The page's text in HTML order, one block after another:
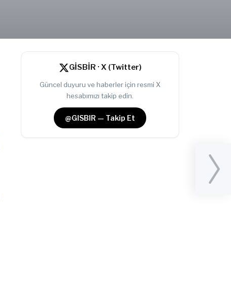
GİSBİR · X (Twitter)
Güncel duyuru ve haberler için resmi X
hesabımızı takip edin.
@GISBIR — Takip Et